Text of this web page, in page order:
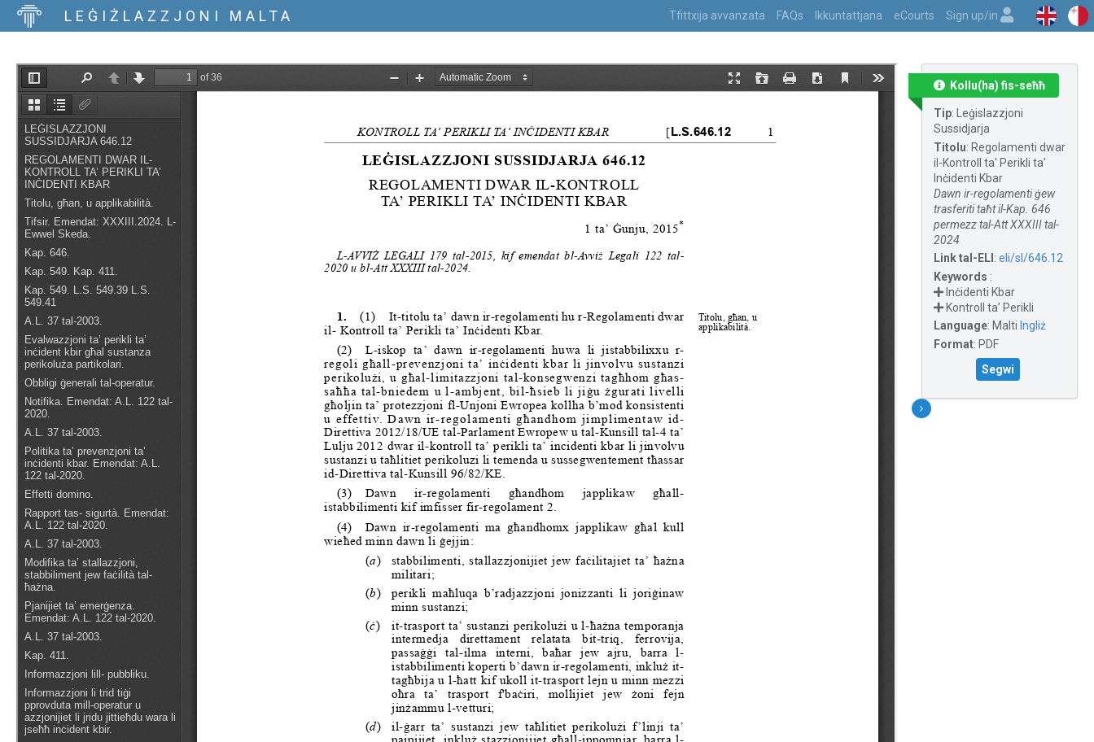
LEĠIŻLAZZJONI MALTA Tfittxija avvanzata FAQs Ikkuntattjana eCourts Sign up/in
Kollu(ha) fis-seħħ
Tip: Leġislazzjoni
Sussidjarja
Titolu: Regolamenti dwar
il-Kontroll ta' Perikli ta'
Inċidenti Kbar
Dawn ir-regolamenti ġew
trasferiti taħt il-Kap. 646
permezz tal-Att XXXIII tal-
2024
Link tal-ELI : eli/sl/646.12
Keywords :
Inċidenti Kbar
Kontroll ta’ Perikli
Language: Malti Ingliż
Format: PDF
Segwi